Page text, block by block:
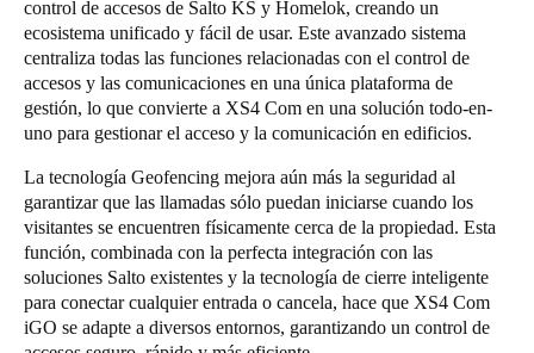
control de accesos de Salto KS y Homelok, creando un
ecosistema unificado y fácil de usar. Este avanzado sistema
centraliza todas las funciones relacionadas con el control de
accesos y las comunicaciones en una única plataforma de
gestión, lo que convierte a XS4 Com en una solución todo-en-
uno para gestionar el acceso y la comunicación en edificios.
La tecnología Geofencing mejora aún más la seguridad al
garantizar que las llamadas sólo puedan iniciarse cuando los
visitantes se encuentren físicamente cerca de la propiedad. Esta
función, combinada con la perfecta integración con las
soluciones Salto existentes y la tecnología de cierre inteligente
para conectar cualquier entrada o cancela, hace que XS4 Com
iGO se adapte a diversos entornos, garantizando un control de